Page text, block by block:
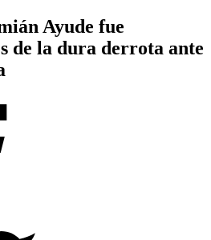
Ayude fue
de la dura derrota ante